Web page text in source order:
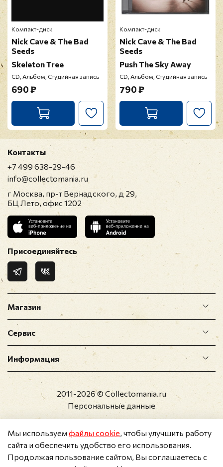
модерацию
Компакт-диск
Nick Cave & The Bad
Seeds
Skeleton Tree
CD, Альбом, Студийная запись
690 ₽
Компакт-диск
Nick Cave & The Bad
Seeds
Push The Sky Away
CD, Альбом, Студийная запись
790 ₽
Магазин
Сервис
Информация
Контакты
+7 499 638-29-46
info@collectomania.ru
г Москва, пр-т Вернадского, д 29,
БЦ Лето, офис 1202
Присоединяйтесь
2011-2026 © Collectomania.ru
Персональные данные
Мы используемфайлы cookie, чтобы улучшить работу
сайта и обеспечить удобство его использования.
Продолжая пользование сайтом, Вы соглашаетесь с